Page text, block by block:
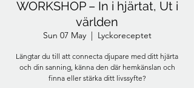
WORKSHOP – In i hjärtat, Ut i
världen
Sun 07 May
  |
Lyckoreceptet
Längtar du till att connecta djupare med ditt hjärta
och din sanning, känna den där hemkänslan och
finna eller stärka ditt livssyfte?